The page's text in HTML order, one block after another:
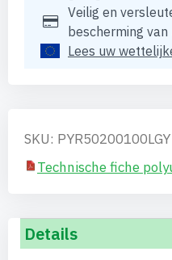
Veilig en
bescherming
Lees uw
SKU: PYR50200100LGY
Technische fiche
Details